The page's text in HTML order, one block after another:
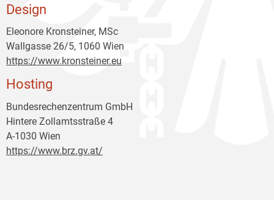
Design
Eleonore Kronsteiner, MSc
Wallgasse 26/5, 1060 Wien
https://www.kronsteiner.eu
Hosting
Bundesrechenzentrum GmbH
Hintere Zollamtsstraße 4
A-1030 Wien
https://www.brz.gv.at/